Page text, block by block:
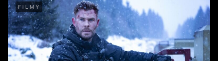
FILMY